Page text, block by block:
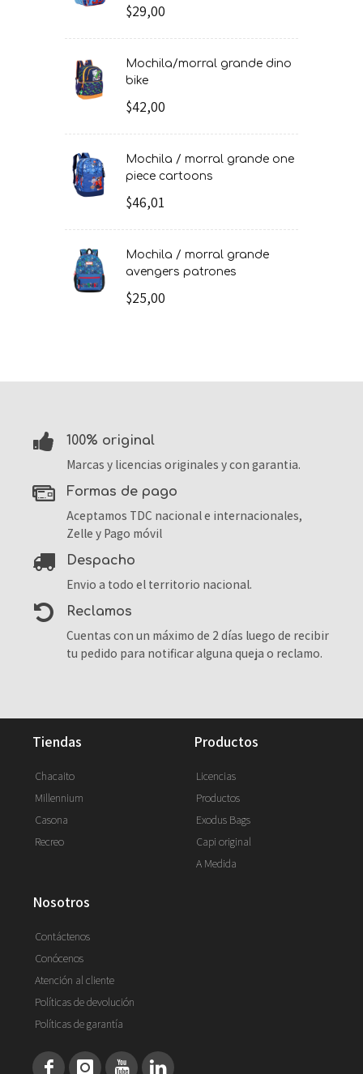
$29,00
mochila/morral grande dino
bike
$42,00
mochila / morral grande one
piece cartoons
$46,01
mochila / morral grande
avengers patrones
$25,00
100% original
Marcas y licencias originales y con garantia.
formas de pago
Aceptamos TDC nacional e internacionales,
Zelle y Pago móvil
despacho
Envio a todo el territorio nacional.
reclamos
Cuentas con un máximo de 2 días luego de recibir
tu pedido para notificar alguna queja o reclamo.
tiendas
Chacaito
Millennium
Casona
Recreo
productos
Licencias
Productos
Exodus Bags
Capi original
A Medida
nosotros
Contáctenos
Conócenos
Atención al cliente
Políticas de devolución
Políticas de garantía